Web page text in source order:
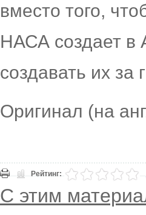
вместо того,
НАСА создает в
создавать их за
Оригинал (на
Рейтинг:
С этим